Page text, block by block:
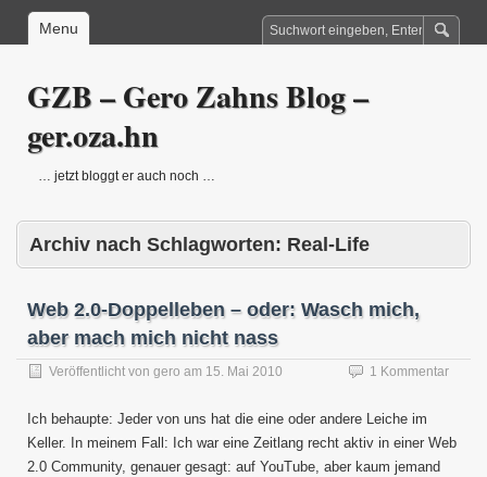
Menu
GZB – Gero Zahns Blog –
ger.oza.hn
… jetzt bloggt er auch noch …
Archiv nach Schlagworten: Real-Life
Web 2.0-Doppelleben – oder: Wasch mich,
aber mach mich nicht nass
Veröffentlicht von gero am 15. Mai 2010 1 Kommentar
Ich behaupte: Jeder von uns hat die eine oder andere Leiche im
Keller. In meinem Fall: Ich war eine Zeitlang recht aktiv in einer Web
2.0 Community, genauer gesagt: auf YouTube, aber kaum jemand